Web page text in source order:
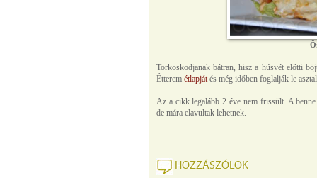
Torkoskodjanak bátran, hisz a húsvét előtti
Étterem étlapjátés még időben foglalják le
Az a cikk legalább 2 éve nem frissült. A
de mára elavultak lehetnek.
HOZZÁSZÓLOK